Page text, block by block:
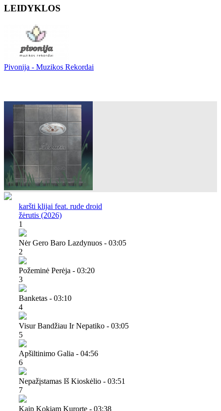
LEIDYKLOS
Pivonija - Muzikos Rekordai
karšti klijai feat. rude droid
žėrutis (2026)
1
Nėr Gero Baro Lazdynuos - 03:05
2
Požeminė Perėja - 03:20
3
Banketas - 03:10
4
Visur Bandžiau Ir Nepatiko - 03:05
5
Apšiltinimo Galia - 04:56
6
Nepažįstamas Iš Kioskėlio - 03:51
7
Kaip Kokiam Kurorte - 03:38